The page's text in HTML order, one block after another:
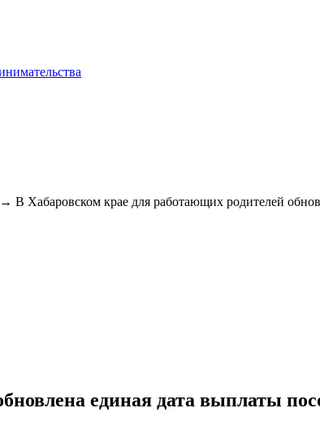
→ В Хабаровском крае для работающих родителей
единая дата выплаты